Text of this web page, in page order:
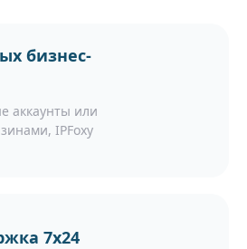
бизнес-
аккаунты или
IPFoxy
7x24